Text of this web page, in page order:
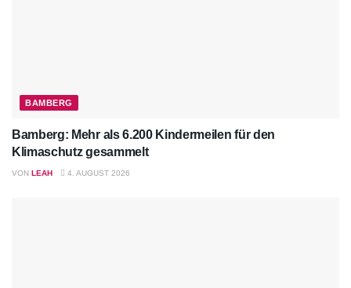
BAMBERG
Bamberg: Mehr als 6.200 Kindermeilen für den
Klimaschutz gesammelt
VON LEAH 4. AUGUST 2026